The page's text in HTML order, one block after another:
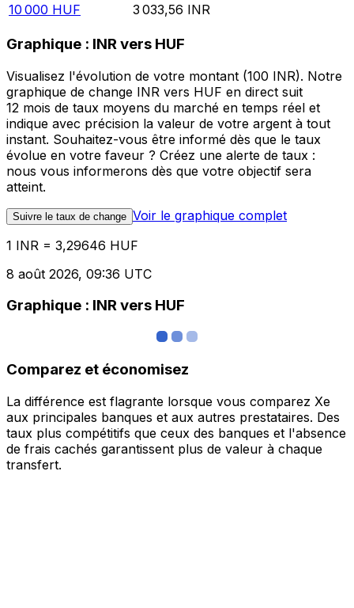
10 000 HUF 3 033,56 INR
Graphique : INR vers HUF
Visualisez l'évolution de votre montant (100 INR). Notre
graphique de change INR vers HUF en direct suit
12 mois de taux moyens du marché en temps réel et
indique avec précision la valeur de votre argent à tout
instant. Souhaitez-vous être informé dès que le taux
évolue en votre faveur ? Créez une alerte de taux :
nous vous informerons dès que votre objectif sera
atteint.
Suivre le taux de change Voir le graphique complet
1 INR = 3,29646 HUF
8 août 2026, 09:36 UTC
Graphique : INR vers HUF
Comparez et économisez
La différence est flagrante lorsque vous comparez Xe
aux principales banques et aux autres prestataires. Des
taux plus compétitifs que ceux des banques et l'absence
de frais cachés garantissent plus de valeur à chaque
transfert.